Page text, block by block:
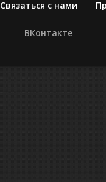
Связаться с нами
ВКонтакте